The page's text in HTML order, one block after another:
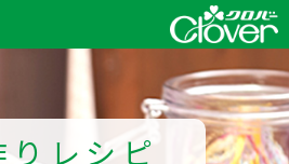
りレシピ